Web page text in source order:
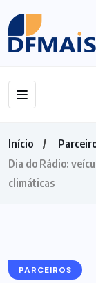
Início
Dia do Rádio:
climáticas
PARCEIROS